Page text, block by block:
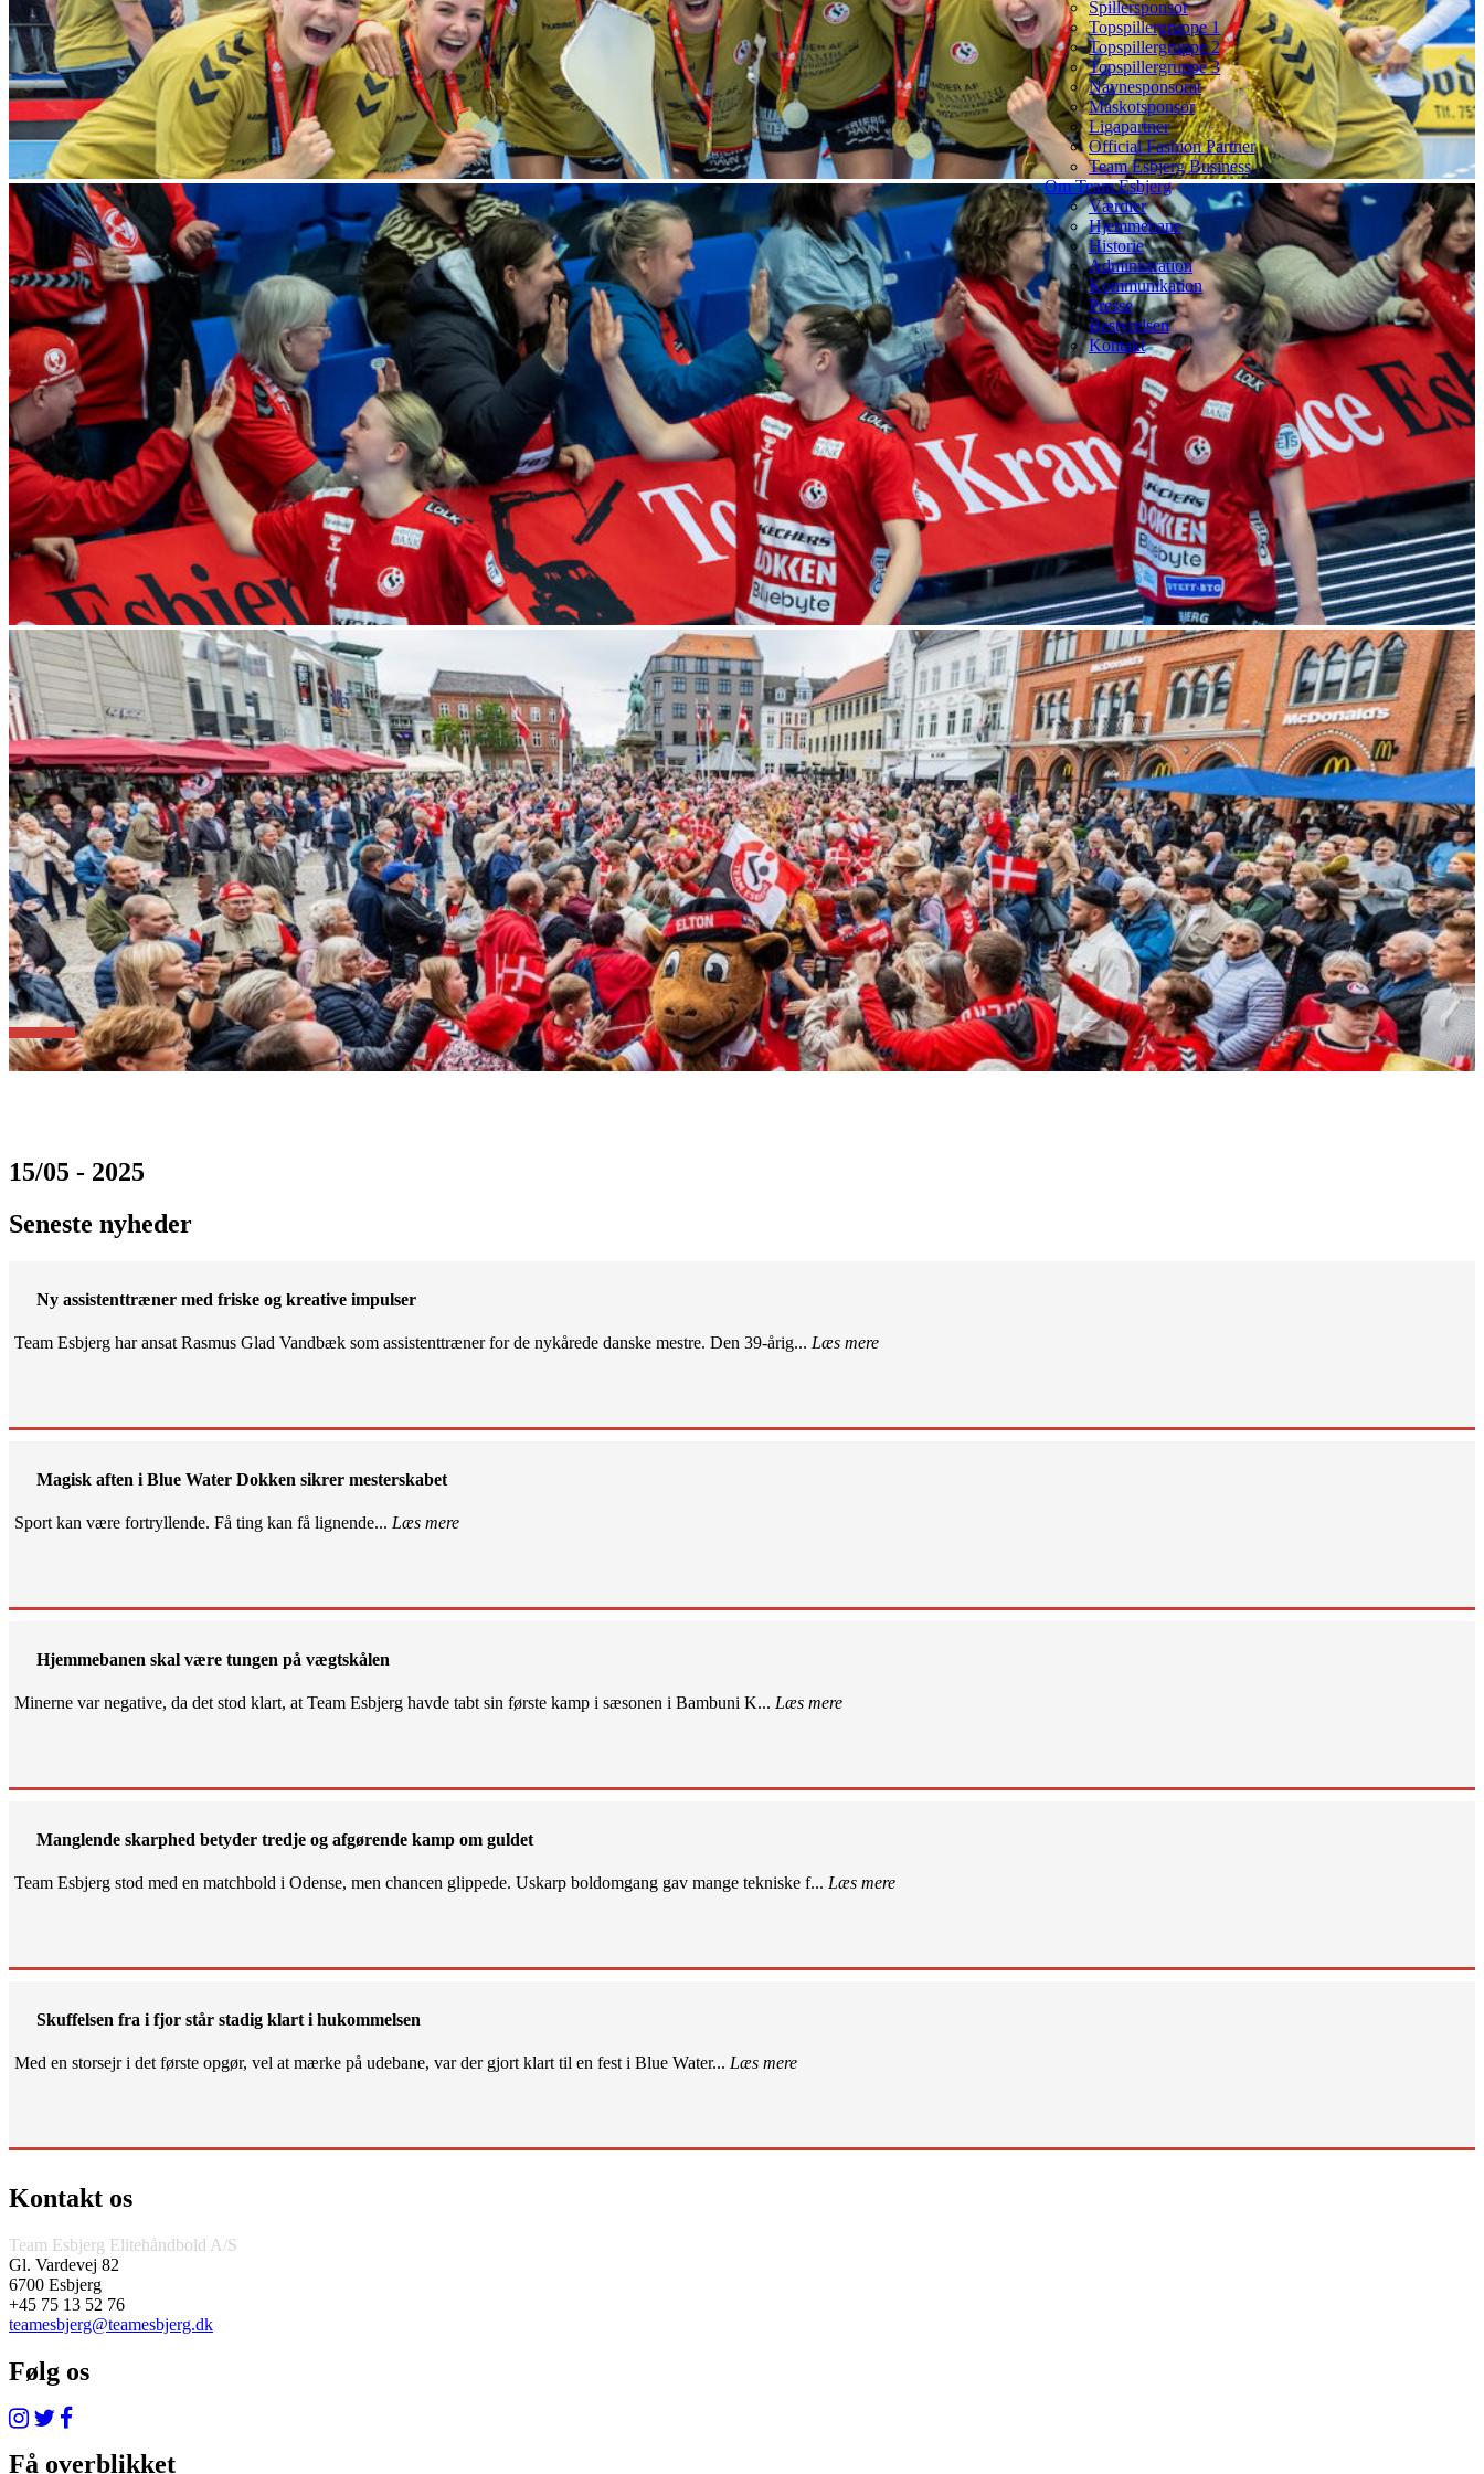
Spillersponsor
Topspillergruppe 1
Topspillergruppe 2
Topspillergruppe 3
Navnesponsorat
Maskotsponsor
Ligapartner
Official Fashion Partner
Team Esbjerg Business
Om Team Esbjerg
Værdier
Hjemmebane
Historie
Administration
Kommunikation
Presse
Bestyrelsen
Kontakt
15/05 - 2025
Seneste nyheder
Ny assistenttræner med friske og kreative impulser
Team Esbjerg har ansat Rasmus Glad Vandbæk som assistenttræner for de nykårede danske mestre. Den 39-årig... Læs mere
Magisk aften i Blue Water Dokken sikrer mesterskabet
Sport kan være fortryllende. Få ting kan få lignende... Læs mere
Hjemmebanen skal være tungen på vægtskålen
Minerne var negative, da det stod klart, at Team Esbjerg havde tabt sin første kamp i sæsonen i Bambuni K... Læs mere
Manglende skarphed betyder tredje og afgørende kamp om guldet
Team Esbjerg stod med en matchbold i Odense, men chancen glippede. Uskarp boldomgang gav mange tekniske f... Læs mere
Skuffelsen fra i fjor står stadig klart i hukommelsen
Med en storsejr i det første opgør, vel at mærke på udebane, var der gjort klart til en fest i Blue Water... Læs mere
Kontakt os
Team Esbjerg Elitehåndbold A/S
Gl. Vardevej 82
6700 Esbjerg
+45 75 13 52 76
teamesbjerg@teamesbjerg.dk
Følg os
Få overblikket